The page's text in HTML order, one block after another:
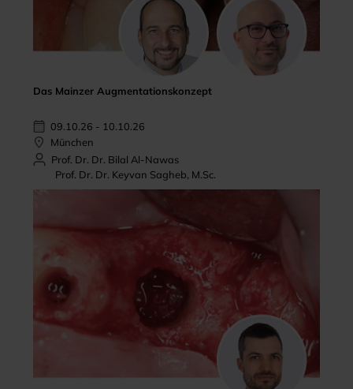
Das Mainzer Augmentationskonzept
09.10.26 - 10.10.26
München
Prof. Dr. Dr. Bilal Al-Nawas
Prof. Dr. Dr. Keyvan Sagheb, M.Sc.